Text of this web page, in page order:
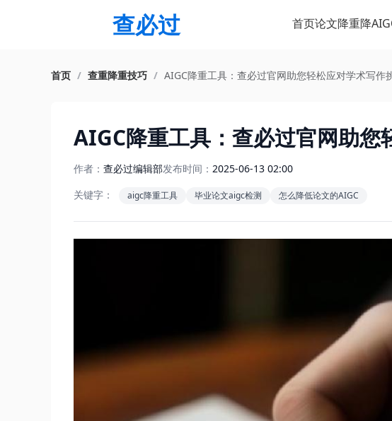
查必过 首页论文降重降
首页 / 查重降重技巧 / AIGC降重工具：查必过官网助您轻松应对学术写作
AIGC降重工具：查必过官网助您
作者： 查必过编辑部发布时间： 2025-06-13 02:00
关键字：
aigc降重工具 毕业论文aigc检测 怎么降低论文的AIGC